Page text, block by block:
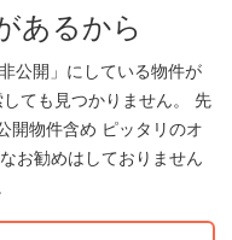
あるから
公開」にしている物件が
ても見つかりません。 先
開物件含め ピッタリのオ
お勧めはしておりません